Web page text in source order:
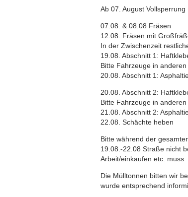
Ab 07. August Vollsperrung
07.08. & 08.08 Fräsen
12.08. Fräsen mit
In der Zwischenzeit
19.08. Abschnitt 1:
Bitte Fahrzeuge in
20.08. Abschnitt 1:
20.08. Abschnitt 2:
Bitte Fahrzeuge in
21.08. Abschnitt 2:
22.08. Schächte heben
Bitte während der
19.08.-22.08 Straße nicht
Arbeit/einkaufen etc. muss
Die Mülltonnen bitten wir
wurde entsprechend